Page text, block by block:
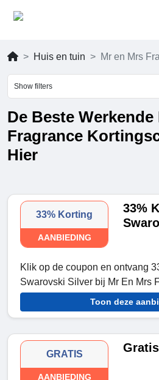
Huis en tuin Mr en Mrs
Show filters
De Beste
Fragrance
Hier
33% Korting
AANBIEDING
33%
Klik op de coupon en ontvang
Swarovski Silver bij Mr En Mrs
Toon deze
GRATIS
AANBIEDING